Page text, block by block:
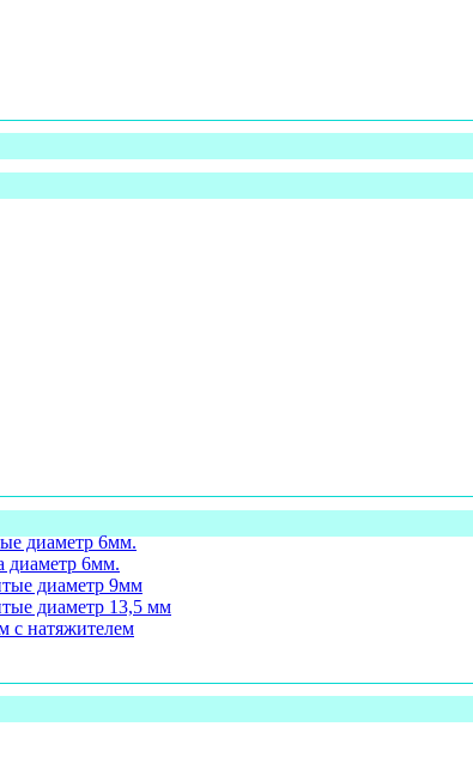
диаметр 6мм.
диаметр 6мм.
диаметр 9мм
диаметр 13,5 мм
с натяжителем